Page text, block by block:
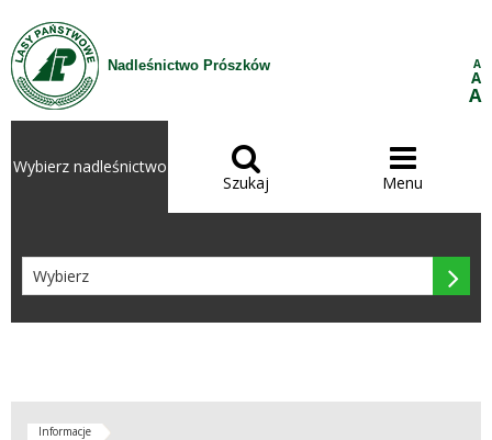
Przejdź do treści
Nadleśnictwo Prószków A
A
A
Wybierz nadleśnictwo 
Szukaj

Menu

Informacje